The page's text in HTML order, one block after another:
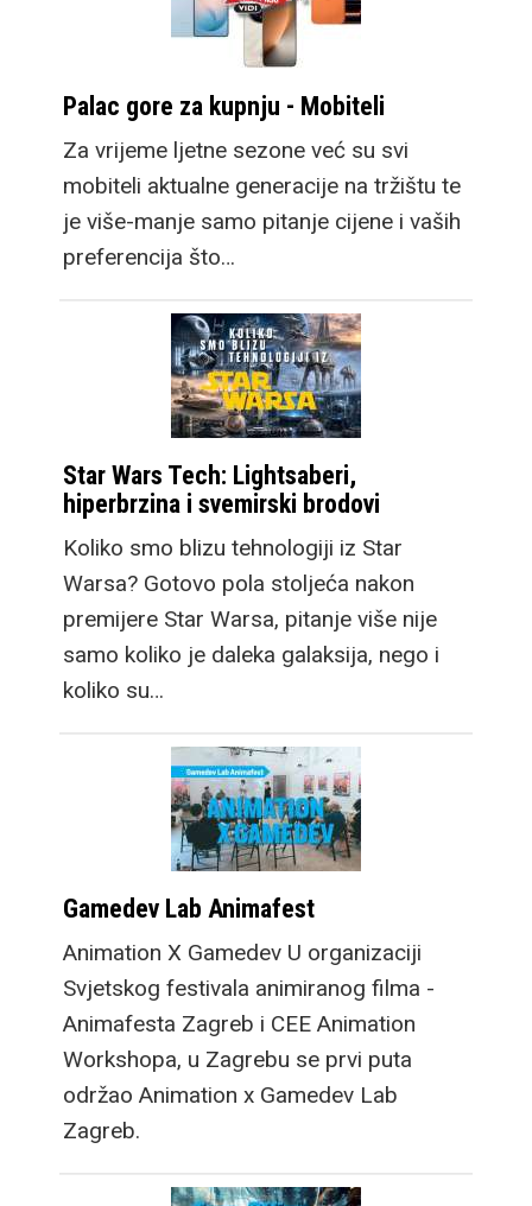
Palac gore za kupnju - Mobiteli
Za vrijeme ljetne sezone već su svi
mobiteli aktualne generacije na tržištu te
je više-manje samo pitanje cijene i vaših
preferencija što…
Star Wars Tech: Lightsaberi,
hiperbrzina i svemirski brodovi
Koliko smo blizu tehnologiji iz Star
Warsa? Gotovo pola stoljeća nakon
premijere Star Warsa, pitanje više nije
samo koliko je daleka galaksija, nego i
koliko su…
Gamedev Lab Animafest
Animation X Gamedev U organizaciji
Svjetskog festivala animiranog filma -
Animafesta Zagreb i CEE Animation
Workshopa, u Zagrebu se prvi puta
održao Animation x Gamedev Lab
Zagreb.